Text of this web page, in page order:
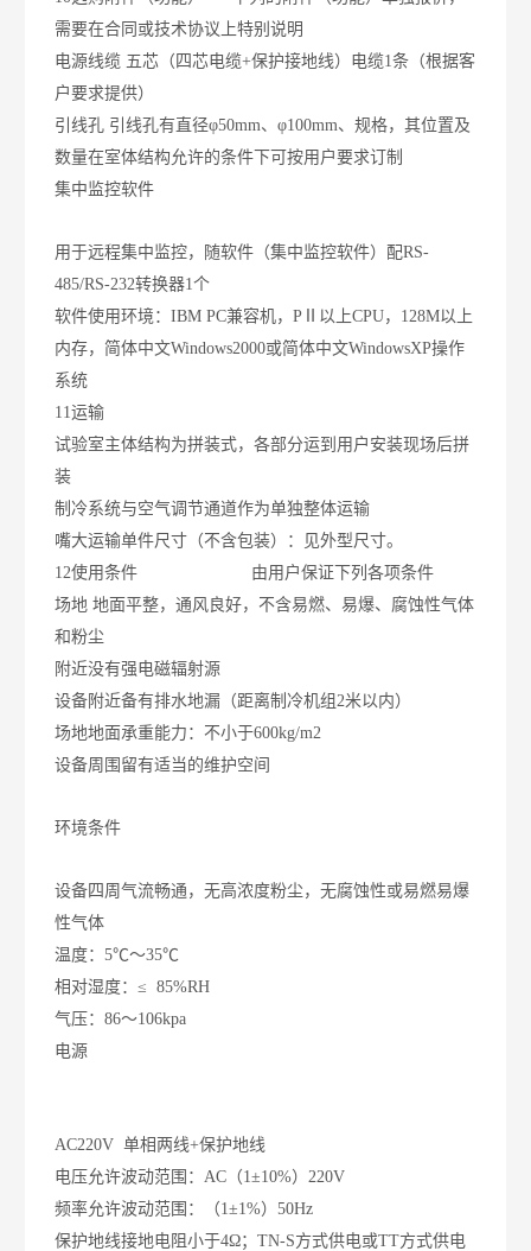
需要在合同或技术协议上特别说明
电源线缆 五芯（四芯电缆+保护接地线）电缆1条（根据客
户要求提供）
引线孔 引线孔有直径φ50mm、φ100mm、规格，其位置及
数量在室体结构允许的条件下可按用户要求订制
集中监控软件
用于远程集中监控，随软件（集中监控软件）配RS-
485/RS-232转换器1个
软件使用环境：IBM PC兼容机，PⅡ以上CPU，128M以上
内存，简体中文Windows2000或简体中文WindowsXP操作
系统
11运输
试验室主体结构为拼装式，各部分运到用户安装现场后拼
装
制冷系统与空气调节通道作为单独整体运输
嘴大运输单件尺寸（不含包装）：见外型尺寸。
12使用条件 由用户保证下列各项条件
场地 地面平整，通风良好，不含易燃、易爆、腐蚀性气体
和粉尘
附近没有强电磁辐射源
设备附近备有排水地漏（距离制冷机组2米以内）
场地地面承重能力：不小于600kg/m2
设备周围留有适当的维护空间
环境条件
设备四周气流畅通，无高浓度粉尘，无腐蚀性或易燃易爆
性气体
温度：5℃～35℃
相对湿度：≤ 85%RH
气压：86～106kpa
电源
AC220V 单相两线+保护地线
电压允许波动范围：AC（1±10%）220V
频率允许波动范围：（1±1%）50Hz
保护地线接地电阻小于4Ω；TN-S方式供电或TT方式供电